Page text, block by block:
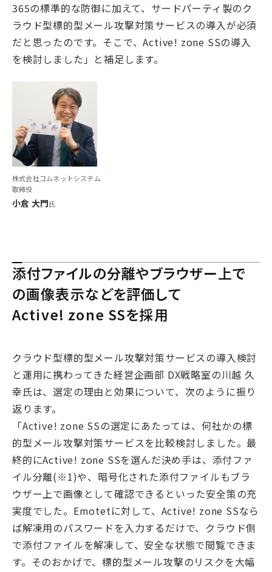
365の標準的な防御に加えて、サードパーティ製のク
ラウド型標的型メール攻撃対策サービスの導入が必須
だと思ったのです。そこで、Active! zone SSの導入
を検討しました」と補足します。
株式会社コムネットシステム
取締役
小倉 大門氏
添付ファイルの分離やブラウザー上で
の画像表示などを評価して
Active! zone SSを採用
クラウド型標的型メール攻撃対策サービスの導入検討
と運用に携わってきた経営企画部 DX戦略室の川越 久
幸氏は、選定の理由と効果について、次のように振り
返ります。
「Active! zone SSの選定にあたっては、何社かの標
的型メール攻撃対策サービスを比較検討しました。最
終的にActive! zone SSを選んだ決め手は、添付ファ
イル分離(※1)や、暗号化された添付ファイルもブラ
ウザー上で画像として確認できるといった安全策の充
実度でした。Emotetに対して、Active! zone SSなら
ば解凍用のパスワードを入力するだけで、クラウド側
で添付ファイルを解凍して、安全な状態で閲覧できま
す。そのおかげで、標的型メール攻撃のリスクを大幅